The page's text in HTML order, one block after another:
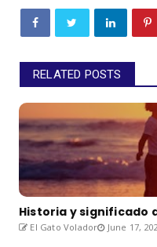
RELATED POSTS
Historia y significado
El Gato Volador June 17,